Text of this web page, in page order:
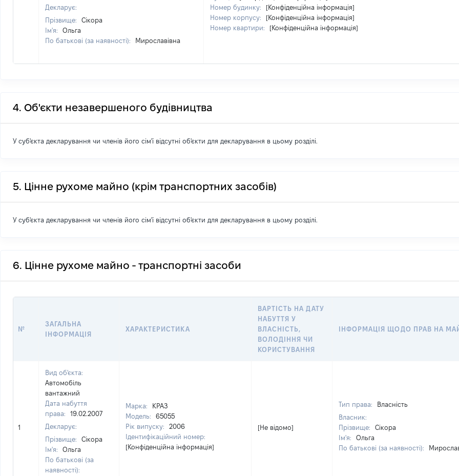
Декларує:
Прізвище:
Сікора
Ім'я:
Ольга
По батькові (за наявності):
Мирославівна
Номер будинку:
[Конфіденційна інформація]
Номер корпусу:
[Конфіденційна інформація]
Номер квартири:
[Конфіденційна інформація]
4. Об'єкти незавершеного будівництва
У суб'єкта декларування чи членів його сім'ї відсутні об'єкти для декларування в цьому розділі.
5. Цінне рухоме майно (крім транспортних засобів)
У суб'єкта декларування чи членів його сім'ї відсутні об'єкти для декларування в цьому розділі.
6. Цінне рухоме майно - транспортні засоби
№
ЗАГАЛЬНА
ІНФОРМАЦІЯ
ХАРАКТЕРИСТИКА
ВАРТІСТЬ НА ДАТУ
НАБУТТЯ У
ВЛАСНІСТЬ,
ВОЛОДІННЯ ЧИ
КОРИСТУВАННЯ
ІНФОРМАЦІЯ ЩОДО ПРАВ НА
1
Вид об'єкта:
Автомобіль
вантажний
Дата набуття
права:
19.02.2007
Декларує:
Прізвище:
Сікора
Ім'я:
Ольга
По батькові (за
наявності):
Марка:
КРАЗ
Модель:
65055
Рік випуску:
2006
Ідентифікаційний номер:
[Конфіденційна інформація]
[Не відомо]
Тип права:
Власність
Власник:
Прізвище:
Сікора
Ім'я:
Ольга
По батькові (за наявності):